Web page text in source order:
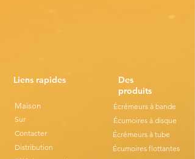
Liens rapides
Maison
Sur
Contacter
Distribution
Des
produits
Écrémeurs à bande
Écumoires à disque
Écrémeurs à tube
Écumoires flottantes